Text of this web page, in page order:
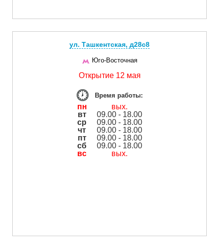
ул. Ташкентская, д28с8
Юго-Восточная
Открытие 12 мая
Время работы:
пн
вых.
вт
09.00 - 18.00
ср
09.00 - 18.00
чт
09.00 - 18.00
пт
09.00 - 18.00
сб
09.00 - 18.00
вс
вых.